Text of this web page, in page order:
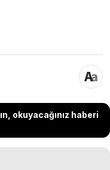
okuyacağınız haberi